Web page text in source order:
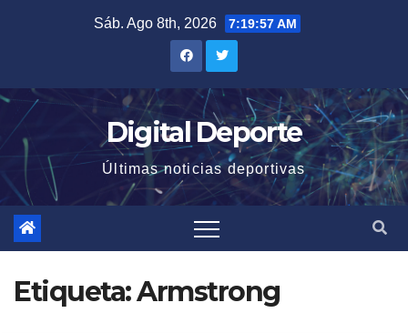
Sáb. Ago 8th, 2026 7:19:58 AM
Digital Deporte
Últimas noticias deportivas
Etiqueta:Armstrong